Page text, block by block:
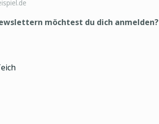
möchtest du dich anmelden?